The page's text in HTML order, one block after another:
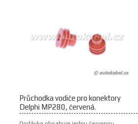
Průchodka vodiče pro konektory
Delphi MP280, červená.